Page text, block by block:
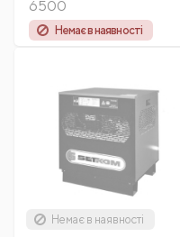
6500
Немає в наявності
Немає в наявності